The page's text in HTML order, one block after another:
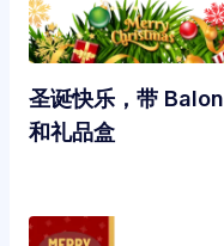
圣诞快乐，带 Balon
和礼品盒